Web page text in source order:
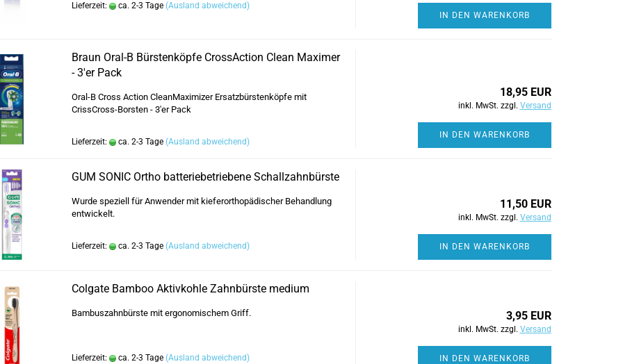
Lieferzeit: ca. 2-3 Tage (Ausland abweichend)
IN DEN WARENKORB
Braun Oral-B Bürstenköpfe CrossAction Clean Maximer
- 3'er Pack
Oral-B Cross Action CleanMaximizer Ersatzbürstenköpfe mit
CrissCross-Borsten - 3'er Pack
Lieferzeit: ca. 2-3 Tage (Ausland abweichend)
18,95 EUR
inkl. MwSt. zzgl. Versand
IN DEN WARENKORB
GUM SONIC Ortho batteriebetriebene Schallzahnbürste
Wurde speziell für Anwender mit kieferorthopädischer Behandlung
entwickelt.
Lieferzeit: ca. 2-3 Tage (Ausland abweichend)
11,50 EUR
inkl. MwSt. zzgl. Versand
IN DEN WARENKORB
Colgate Bamboo Aktivkohle Zahnbürste medium
Bambuszahnbürste mit ergonomischem Griff.
Lieferzeit: ca. 2-3 Tage (Ausland abweichend)
3,95 EUR
inkl. MwSt. zzgl. Versand
IN DEN WARENKORB